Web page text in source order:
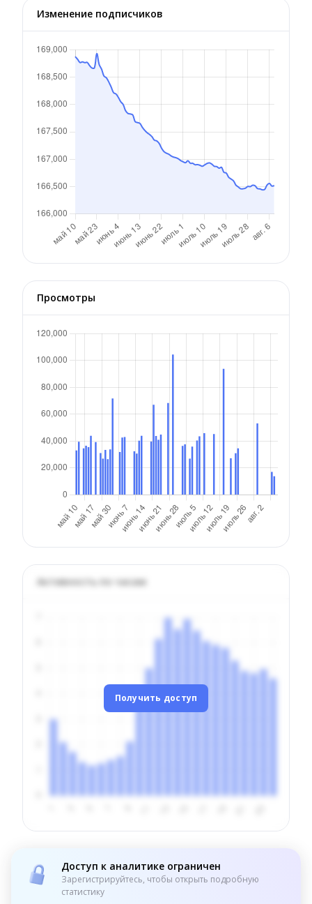
Изменение подписчиков
Просмотры
Активность по часам
Получить доступ
Доступ к аналитике ограничен
Зарегистрируйтесь, чтобы открыть подробную
статистику